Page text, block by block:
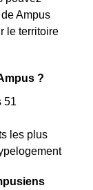
Ampus
le territoire
?
51
les plus